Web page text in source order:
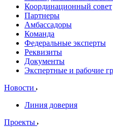
Координационный совет
Партнеры
Амбассадоры
Команда
Федеральные эксперты
Реквизиты
Документы
Экспертные и рабочие
Новости
Линия доверия
Проекты